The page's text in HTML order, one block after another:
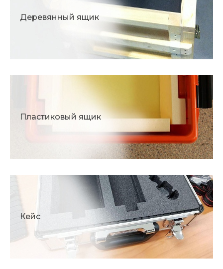
Деревянный ящик
Пластиковый ящик
Кейс